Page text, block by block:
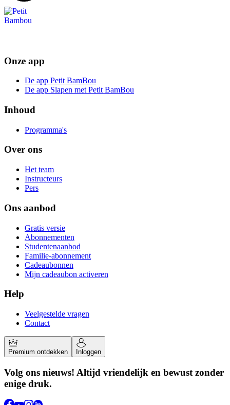
Onze app
De app Petit BamBou
De app Slapen met Petit BamBou
Inhoud
Programma's
Over ons
Het team
Instructeurs
Pers
Ons aanbod
Gratis versie
Abonnementen
Studentenaanbod
Familie-abonnement
Cadeaubonnen
Mijn cadeaubon activeren
Help
Veelgestelde vragen
Contact
Premium ontdekken Inloggen
Volg ons nieuws! Altijd vriendelijk en bewust zonder
enige druk.